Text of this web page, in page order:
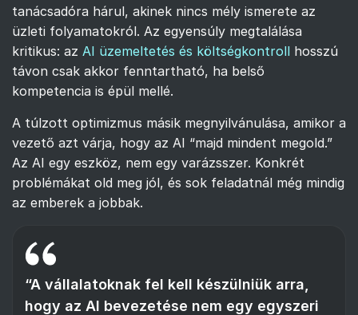
tanácsadóra hárul, akinek nincs mély ismerete az
üzleti folyamatokról. Az egyensúly megtalálása
kritikus: az AI üzemeltetés és költségkontroll hosszú
távon csak akkor fenntartható, ha belső
kompetencia is épül mellé.
A túlzott optimizmus másik megnyilvánulása, amikor a
vezető azt várja, hogy az AI “majd mindent megold.”
Az AI egy eszköz, nem egy varázsszer. Konkrét
problémákat old meg jól, és sok feladatnál még mindig
az emberek a jobbak.
“A vállalatoknak fel kell készülniük arra,
hogy az AI bevezetése nem egy egyszeri